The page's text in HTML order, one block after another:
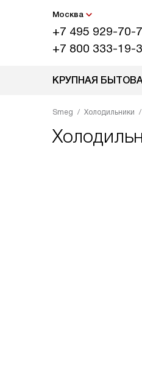
Москва
+7 495 929-70-
+7 800 333-19-
КРУПНАЯ
Smeg Холодильники